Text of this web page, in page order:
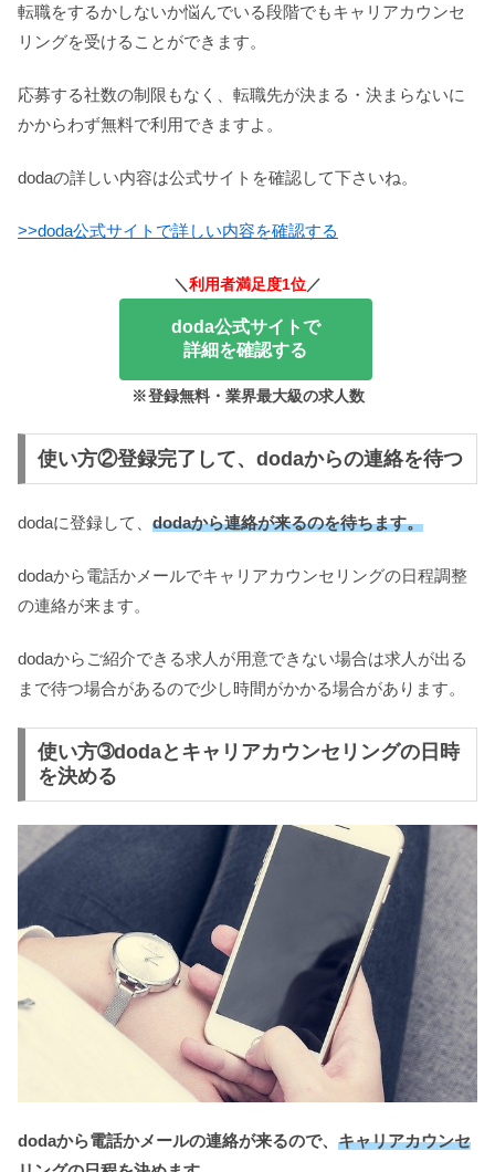
転職をするかしないか悩んでいる段階でもキャリアカウンセ
リングを受けることができます。
応募する社数の制限もなく、転職先が決まる・決まらないに
かからわず無料で利用できますよ。
dodaの詳しい内容は公式サイトを確認して下さいね。
>>doda公式サイトで詳しい内容を確認する
＼利用者満足度1位／
doda公式サイトで
詳細を確認する
※登録無料・業界最大級の求人数
使い方②登録完了して、dodaからの連絡を待つ
dodaに登録して、 dodaから連絡が来るのを待ちます。
dodaから電話かメールでキャリアカウンセリングの日程調整
の連絡が来ます。
dodaからご紹介できる求人が用意できない場合は求人が出る
まで待つ場合があるので少し時間がかかる場合があります。
使い方➂dodaとキャリアカウンセリングの日時
を決める
dodaから電話かメールの連絡が来るので、 キャリアカウンセ